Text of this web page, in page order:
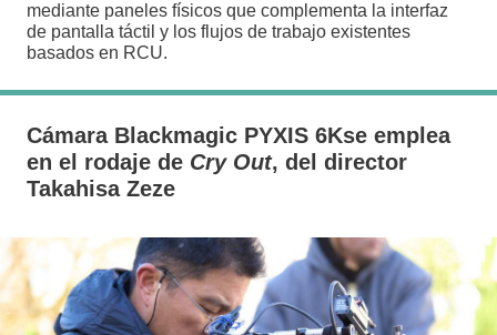
mediante paneles físicos que complementa la interfaz
de pantalla táctil y los flujos de trabajo existentes
basados en RCU.
Cámara Blackmagic PYXIS 6Kse emplea
en el rodaje de Cry Out, del director
Takahisa Zeze